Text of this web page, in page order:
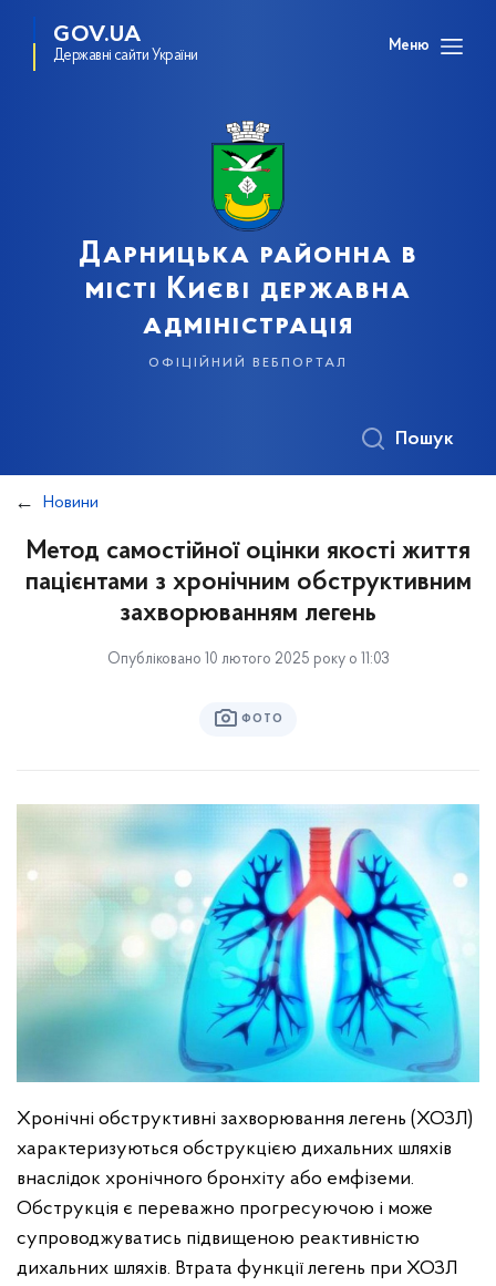
GOV.UA
Державні сайти України
Меню
Дарницька районна в
місті Києві державна
адміністрація
офіційний вебпортал
Пошук
Новини
Метод самостійної оцінки якості життя
пацієнтами з хронічним обструктивним
захворюванням легень
Опубліковано 10 лютого 2025 року о 11:03
ФОТО
Хронічні обструктивні захворювання легень (ХОЗЛ)
характеризуються обструкцією дихальних шляхів
внаслідок хронічного бронхіту або емфіземи.
Обструкція є переважно прогресуючою і може
супроводжуватись підвищеною реактивністю
дихальних шляхів. Втрата функції легень при ХОЗЛ